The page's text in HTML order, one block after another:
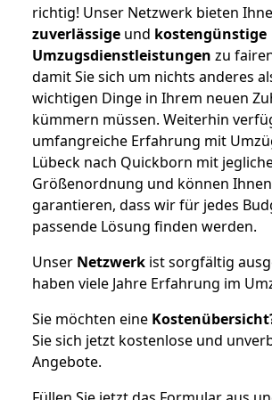
richtig! Unser Netzwerk bieten
zuverlässige und kostengünstige
Umzugsdienstleistungen zu
damit Sie sich um nichts anderes
wichtigen Dinge in Ihrem neuen
kümmern müssen. Weiterhin
umfangreiche Erfahrung mit
Lübeck nach Quickborn mit
Größenordnung und können
garantieren, dass wir für jedes
passende Lösung finden werden.
Unser Netzwerk ist sorgfältig
haben viele Jahre Erfahrung im
Sie möchten eine
Sie sich jetzt kostenlose und
Angebote.